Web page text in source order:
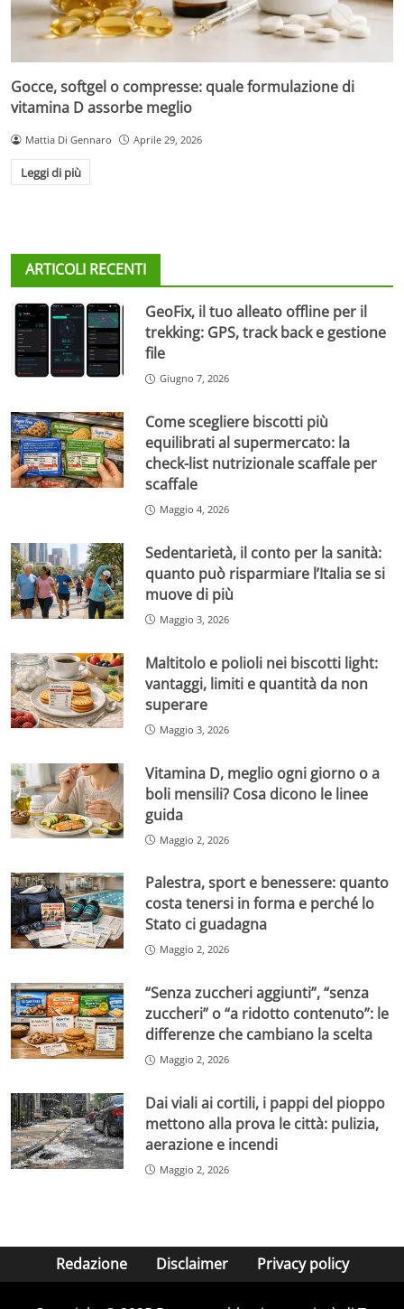
Gocce, softgel o compresse: quale formulazione di
vitamina D assorbe meglio
Mattia Di Gennaro Aprile 29, 2026
Leggi di più
ARTICOLI RECENTI
GeoFix, il tuo alleato offline per il
trekking: GPS, track back e gestione
file
Giugno 7, 2026
Come scegliere biscotti più
equilibrati al supermercato: la
check-list nutrizionale scaffale per
scaffale
Maggio 4, 2026
Sedentarietà, il conto per la sanità:
quanto può risparmiare l’Italia se si
muove di più
Maggio 3, 2026
Maltitolo e polioli nei biscotti light:
vantaggi, limiti e quantità da non
superare
Maggio 3, 2026
Vitamina D, meglio ogni giorno o a
boli mensili? Cosa dicono le linee
guida
Maggio 2, 2026
Palestra, sport e benessere: quanto
costa tenersi in forma e perché lo
Stato ci guadagna
Maggio 2, 2026
“Senza zuccheri aggiunti”, “senza
zuccheri” o “a ridotto contenuto”: le
differenze che cambiano la scelta
Maggio 2, 2026
Dai viali ai cortili, i pappi del pioppo
mettono alla prova le città: pulizia,
aerazione e incendi
Maggio 2, 2026
Redazione Disclaimer Privacy policy